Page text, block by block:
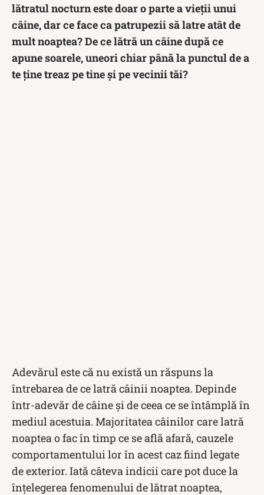
lătratul nocturn este doar o parte a vieții unui
câine, dar ce face ca patrupezii să latre atât de
mult noaptea? De ce lătră un câine după ce
apune soarele, uneori chiar până la punctul de a
te ține treaz pe tine și pe vecinii tăi?
Adevărul este că nu există un răspuns la
întrebarea de ce latră câinii noaptea. Depinde
într-adevăr de câine și de ceea ce se întâmplă în
mediul acestuia. Majoritatea câinilor care latră
noaptea o fac în timp ce se află afară, cauzele
comportamentului lor în acest caz fiind legate
de exterior. Iată câteva indicii care pot duce la
înțelegerea fenomenului de lătrat noaptea,